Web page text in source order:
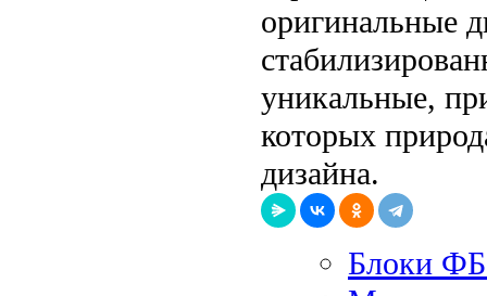
оригинальные
уникальные,
которых
дизайна.
Блоки